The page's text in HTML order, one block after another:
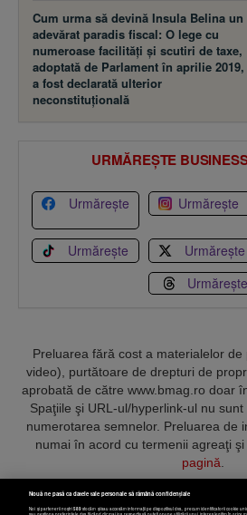
Cum urma să devină Insula Belina un
adevărat paradis fiscal: O lege cu
numeroase facilităţi şi scutiri de taxe,
adoptată de Parlament în aprilie 2019,
a fost declarată ulterior
neconstituţională
URMĂREȘTE
Urmărește Urmărește
Urmărește Urmărește
Urmărește
Preluarea fără cost a materialelor
video), purtătoare de drepturi de
aprobată de către www.bmag.ro doar
Spaţiile şi URL-ul/hyperlink-ul nu
numerotarea semnelor. Preluarea de
numai în acord cu termenii agreaţi
pagină
Nouă ne pasă ca datele tale personale să rămână confidențiale
Noi și partenerii noștri589stocăm și/sau accesăm informații pe dispozitivul dvs., precum identificatorii cookie
sau gestiona preferințele dvs. făcând clic mai jos, respectiv vă puteți opune utilizării unui interes legitim în orice